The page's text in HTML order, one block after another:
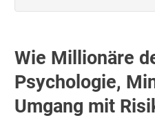
Wie Millionäre
Psychologie,
Umgang mit